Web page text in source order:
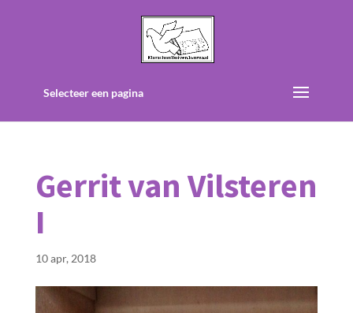
Selecteer een pagina
Gerrit van Vilsteren
I
10 apr, 2018